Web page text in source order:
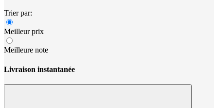
Trier par:
Meilleur prix
Meilleure note
Livraison instantanée